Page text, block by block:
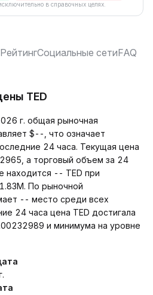
в справочных целях.
РейтингСоциальные сетиFAQ
TED
г. общая рыночная
$--, что означает
24 часа. Текущая цена
а торговый объем за 24
находится -- TED при
По рыночной
-- место среди всех
24 часа цена TED достигала
и минимума на уровне